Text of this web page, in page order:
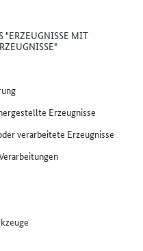
"ERZEUGNISSE MIT
Erzeugnisse
verarbeitete Erzeugnisse